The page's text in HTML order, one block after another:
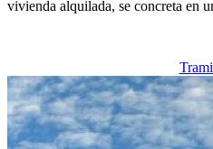
vivienda alquilada, se concreta en